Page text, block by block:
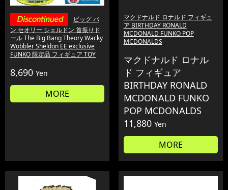
ビッグ バ
ン セオリー シェルドン 首振りド
ール The Big Bang Theory Wacky
Wobbler Sheldon EE exclusive
FUNKO 限定品 フィギュア TOY
8,690 Yen
MORE
マクドナルド ロナルド フィギュ
ア BIRTHDAY RONALD
MCDONALD FUNKO POP
MCDONALDS
マクドナルド ロナル
ド フィギュア
BIRTHDAY RONALD
MCDONALD FUNKO
POP MCDONALDS
11,880 Yen
MORE